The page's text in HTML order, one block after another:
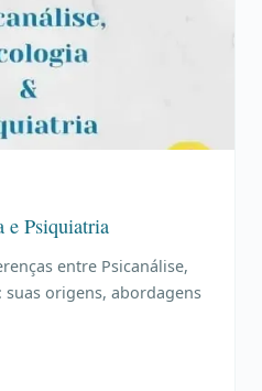
e Psiquiatria
entre Psicanálise,
origens, abordagens